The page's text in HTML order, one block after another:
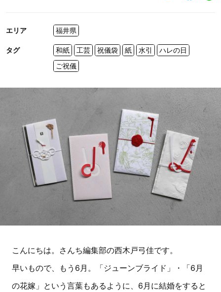
エリア 福井県
タグ 和紙 工芸 祝儀袋 紙 水引
ハレの日
ご祝儀
こんにちは。さんち編集部の西木戸弓佳です。
早いもので、もう6月。「ジューンブライド」・「6月
の花嫁」という言葉もあるように、6月に結婚をすると